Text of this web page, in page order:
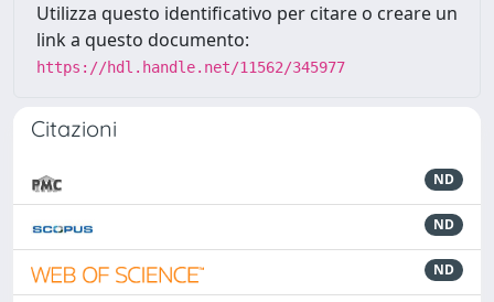
Utilizza questo identificativo per citare o creare un
link a questo documento:
https://hdl.handle.net/11562/345977
Citazioni
ND
ND
ND